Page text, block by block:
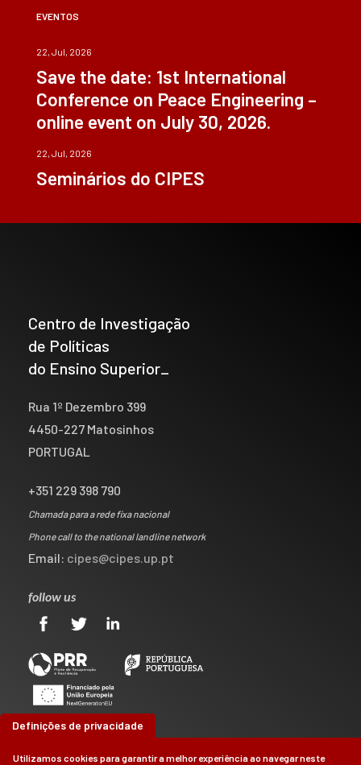
EVENTOS
22, Jul, 2026
Save the date: 1st International
Conference on Peace Engineering –
online event on July 30, 2026.
22, Jul, 2026
Seminários do CIPES
Centro de Investigação
de Políticas
do Ensino Superior_
Rua 1º Dezembro 399
4450-227 Matosinhos
PORTUGAL
+351 229 398 790
Chamada para a rede fixa nacional
Phone call to the national landline network
Email: cipes@cipes.up.pt
follow us
Definições de privacidade
Utilizamos cookies para garantir a melhor experiência ao navegar neste